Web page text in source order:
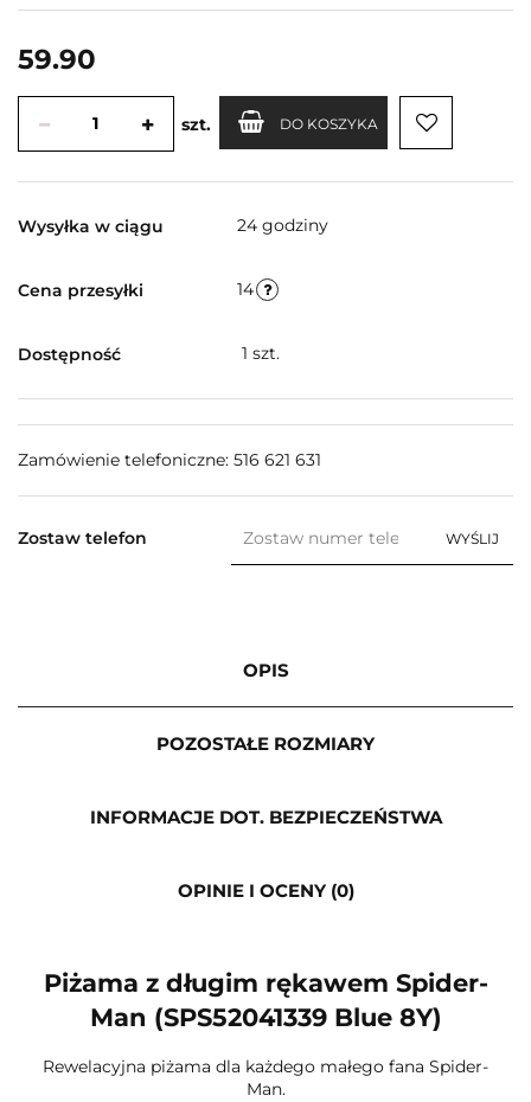
59.90
szt. DO KOSZYKA
Wysyłka w ciągu 24 godziny
Cena przesyłki 14
Dostępność 1 szt.
Zamówienie telefoniczne: 516 621 631
Zostaw telefon WYŚLIJ
OPIS
POZOSTAŁE ROZMIARY
INFORMACJE DOT. BEZPIECZEŃSTWA
OPINIE I OCENY (0)
Piżama z długim rękawem Spider-
Man (SPS52041339 Blue 8Y)
Rewelacyjna piżama dla każdego małego fana Spider-
Man.